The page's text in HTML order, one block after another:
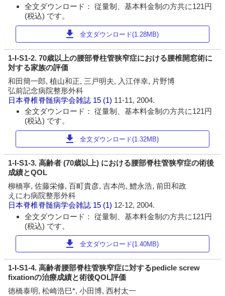
全文ダウンロード： 従量制、基本料金制の方共に121円
(税込) です。
download 全文ダウンロード(1.28MB)
1-I-S1-2. 70歳以上の腰部脊柱管狭窄症における腰椎開窓術に
対する家族の評価
和田簡一郎, 植山和正, 三戸明夫, 入江伴幸, 片野博
弘前記念病院整形外科
日本脊椎脊髄病学会雑誌 15 (1) 11-11, 2004.
全文ダウンロード： 従量制、基本料金制の方共に121円
(税込) です。
download 全文ダウンロード(1.32MB)
1-I-S1-3. 高齢者 (70歳以上) における腰部脊柱管狭窄症の術後
成績とQOL
柳橋寧, 佐藤栄修, 百町貴彦, 吉本尚, 鱧永浩, 前田和政
えにわ病院整形外科
日本脊椎脊髄病学会雑誌 15 (1) 12-12, 2004.
全文ダウンロード： 従量制、基本料金制の方共に121円
(税込) です。
download 全文ダウンロード(1.40MB)
1-I-S1-4. 高齢者腰部脊柱管狭窄症に対するpedicle screw
fixationの治療成績と術後QOL評価
徳橋泰明, 松崎浩巳*, 小田博, 西村太一